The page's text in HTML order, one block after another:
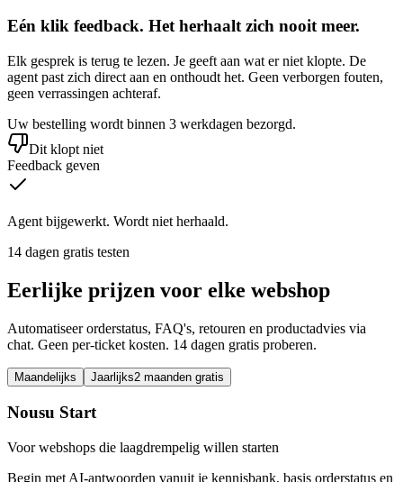
Eén klik feedback. Het herhaalt zich nooit meer.
Elk gesprek is terug te lezen. Je geeft aan wat er niet klopte. De
agent past zich direct aan en onthoudt het. Geen verborgen fouten,
geen verrassingen achteraf.
Uw bestelling wordt binnen 3 werkdagen bezorgd.
Dit klopt niet
Feedback geven
Agent bijgewerkt. Wordt niet herhaald.
14 dagen gratis testen
Eerlijke prijzen voor elke webshop
Automatiseer orderstatus, FAQ's, retouren en productadvies via
chat. Geen per-ticket kosten. 14 dagen gratis proberen.
Maandelijks Jaarlijks2 maanden gratis
Nousu Start
Voor webshops die laagdrempelig willen starten
Begin met AI-antwoorden vanuit je kennisbank, basis orderstatus en